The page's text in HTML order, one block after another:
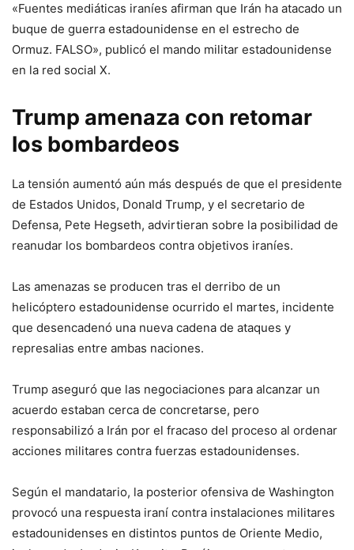
«Fuentes mediáticas iraníes afirman que Irán ha atacado un
buque de guerra estadounidense en el estrecho de
Ormuz. FALSO», publicó el mando militar estadounidense
en la red social X.
Trump amenaza con retomar
los bombardeos
La tensión aumentó aún más después de que el presidente
de Estados Unidos, Donald Trump, y el secretario de
Defensa, Pete Hegseth, advirtieran sobre la posibilidad de
reanudar los bombardeos contra objetivos iraníes.
Las amenazas se producen tras el derribo de un
helicóptero estadounidense ocurrido el martes, incidente
que desencadenó una nueva cadena de ataques y
represalias entre ambas naciones.
Trump aseguró que las negociaciones para alcanzar un
acuerdo estaban cerca de concretarse, pero
responsabilizó a Irán por el fracaso del proceso al ordenar
acciones militares contra fuerzas estadounidenses.
Según el mandatario, la posterior ofensiva de Washington
provocó una respuesta iraní contra instalaciones militares
estadounidenses en distintos puntos de Oriente Medio,